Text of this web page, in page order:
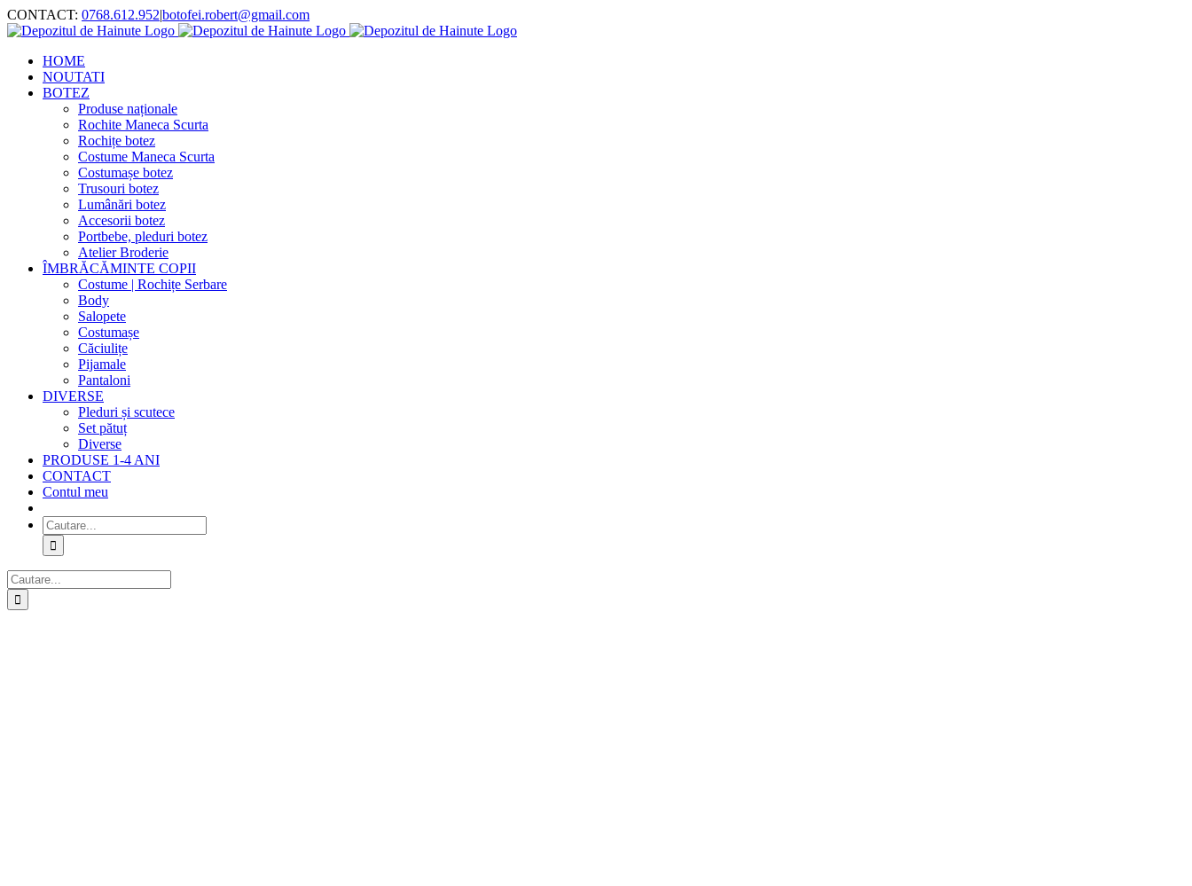
Skip
to
CONTACT: 0768.612.952|botofei.robert@gmail.com
HOME
NOUTATI
BOTEZ
Produse naționale
Rochite Maneca Scurta
Rochițe botez
Costume Maneca Scurta
Costumașe botez
Trusouri botez
Lumânări botez
Accesorii botez
Portbebe, pleduri botez
Atelier Broderie
ÎMBRĂCĂMINTE COPII
Costume | Rochițe Serbare
Body
Salopete
Costumașe
Căciulițe
Pijamale
Pantaloni
DIVERSE
Pleduri și scutece
Set pătuț
Diverse
PRODUSE 1-4 ANI
CONTACT
Contul meu
Cautare...
Cautare...